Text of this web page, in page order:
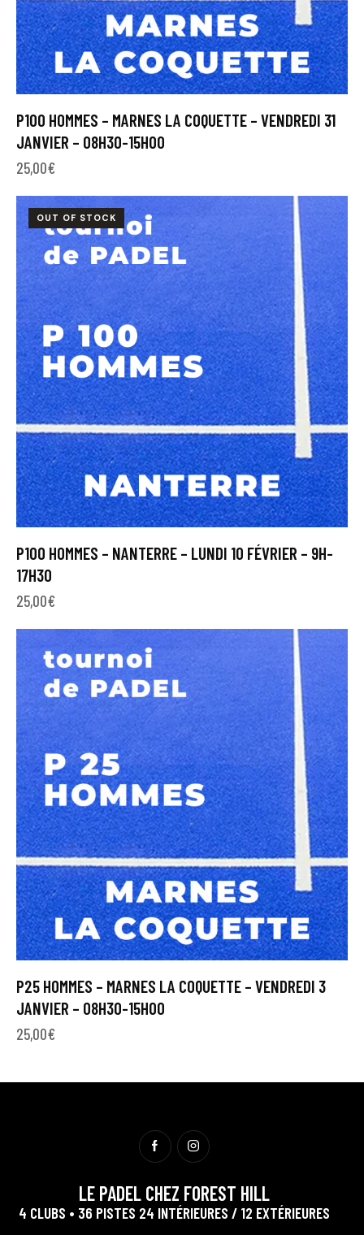
P100 HOMMES – MARNES LA COQUETTE – VENDREDI 31
JANVIER – 08H30-15H00
25,00€
OUT OF STOCK
P100 HOMMES – NANTERRE – LUNDI 10 FÉVRIER – 9H-
17H30
25,00€
P25 HOMMES – MARNES LA COQUETTE – VENDREDI 3
JANVIER – 08H30-15H00
25,00€
LE PADEL CHEZ FOREST HILL
4 CLUBS • 36 PISTES 24 INTÉRIEURES / 12 EXTÉRIEURES